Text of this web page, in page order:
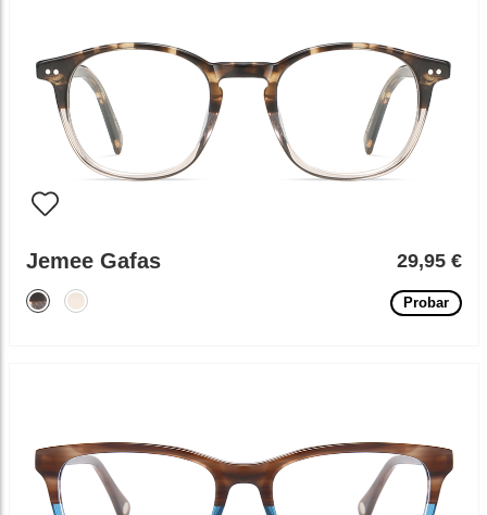
Jemee Gafas 29,95 €
Probar